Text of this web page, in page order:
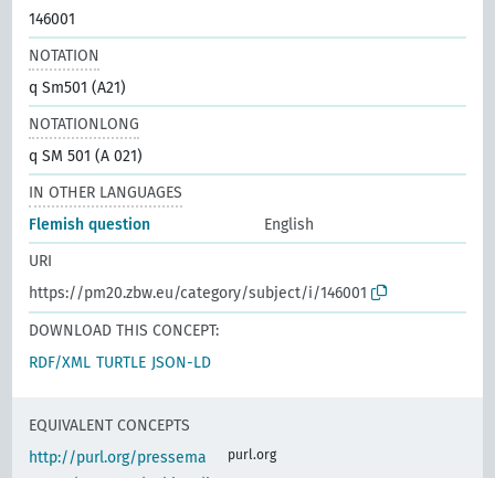
146001
NOTATION
q Sm501 (A21)
NOTATIONLONG
q SM 501 (A 021)
IN OTHER LANGUAGES
Flemish question
English
URI
https://pm20.zbw.eu/category/subject/i/146001
DOWNLOAD THIS CONCEPT:
RDF/XML TURTLE JSON-LD
EQUIVALENT CONCEPTS
http://purl.org/pressema
purl.org